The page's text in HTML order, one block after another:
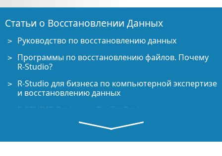
Статьи о Восстановлении Данных
Руководство по восстановлению данных
Программы по восстановлению файлов. Почему
R-Studio?
R-Studio для бизнеса по компьютерной экспертизе
и восстановлению данных
R-STUDIO Review on TopTenReviews
Особенности восстановления файлов с устройств
команду TRIM/UNMAP